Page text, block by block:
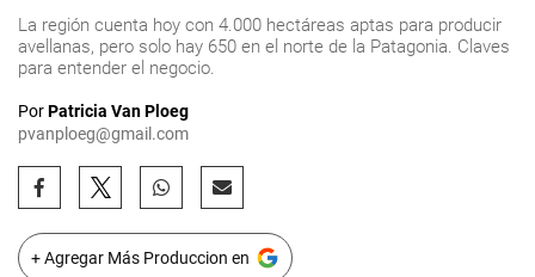
La región cuenta hoy con 4.000 hectáreas aptas para producir
avellanas, pero solo hay 650 en el norte de la Patagonia. Claves
para entender el negocio.
PorPatricia Van Ploeg
pvanploeg@gmail.com
+ Agregar Más Produccion en